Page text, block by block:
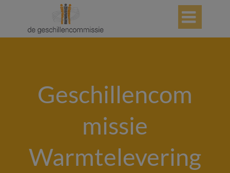

Geschillencom
missie
Warmtelevering